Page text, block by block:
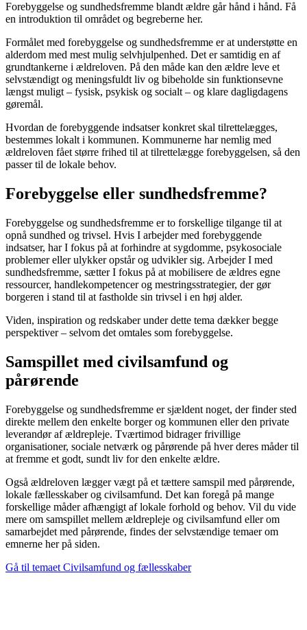
Forebyggelse og sundhedsfremme blandt ældre går hånd i hånd. Få
en introduktion til området og begreberne her.
Formålet med forebyggelse og sundhedsfremme er at understøtte en
alderdom med mest mulig selvhjulpenhed. Det er samtidig en af
grundtankerne i ældreloven. På den måde kan den ældre leve et
selvstændigt og meningsfuldt liv og bibeholde sin funktionsevne
længst muligt – fysisk, psykisk og socialt – og klare dagligdagens
gøremål.
Hvordan de forebyggende indsatser konkret skal tilrettelægges,
bestemmes lokalt i kommunen. Kommunerne har nemlig med
ældreloven fået større frihed til at tilrettelægge forebyggelsen, så den
passer til de lokale behov.
Forebyggelse eller sundhedsfremme?
Forebyggelse og sundhedsfremme er to forskellige tilgange til at
opnå sundhed og trivsel. Hvis I arbejder med forebyggende
indsatser, har I fokus på at forhindre at sygdomme, psykosociale
problemer eller ulykker opstår og udvikler sig. Arbejder I med
sundhedsfremme, sætter I fokus på at mobilisere de ældres egne
ressourcer, handlekompetencer og mestringsstrategier, der gør
borgeren i stand til at fastholde sin trivsel i en høj alder.
Viden, inspiration og redskaber under dette tema dækker begge
perspektiver – selvom det omtales som forebyggelse.
Samspillet med civilsamfund og
pårørende
Forebyggelse og sundhedsfremme er sjældent noget, der finder sted
direkte mellem den enkelte borger og kommunen eller den private
leverandør af ældrepleje. Tværtimod bidrager frivillige
organisationer, sociale netværk og pårørende på hver deres måder til
at fremme et godt, sundt liv for den enkelte ældre.
Også ældreloven lægger vægt på et tættere samspil med pårørende,
lokale fællesskaber og civilsamfund. Det kan foregå på mange
forskellige måder afhængigt af lokale forhold og behov. Vil du vide
mere om samspillet mellem ældrepleje og civilsamfund eller om
samarbejdet med pårørende, findes der selvstændige temaer om
emnerne her på siden.
Gå til temaet Civilsamfund og fællesskaber